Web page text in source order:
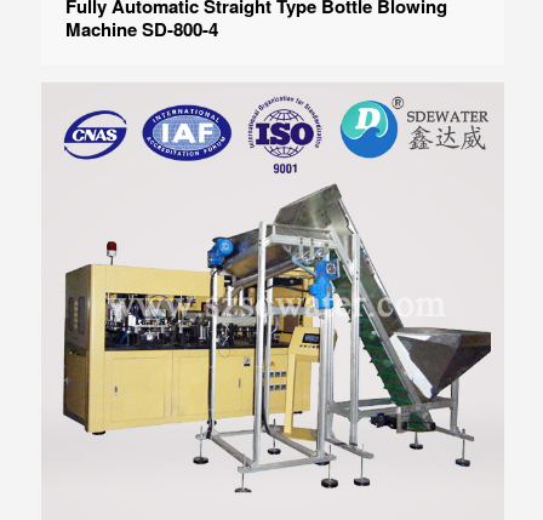
Fully Automatic Straight Type Bottle Blowing
Machine SD-800-4